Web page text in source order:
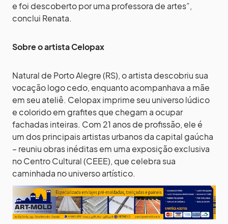
e foi descoberto por uma professora de artes”,
conclui Renata.
Sobre o artista Celopax
Natural de Porto Alegre (RS), o artista descobriu sua
vocação logo cedo, enquanto acompanhava a mãe
em seu ateliê. Celopax imprime seu universo lúdico
e colorido em grafites que chegam a ocupar
fachadas inteiras. Com 21 anos de profissão, ele é
um dos principais artistas urbanos da capital gaúcha
– reuniu obras inéditas em uma exposição exclusiva
no Centro Cultural (CEEE), que celebra sua
caminhada no universo artístico.